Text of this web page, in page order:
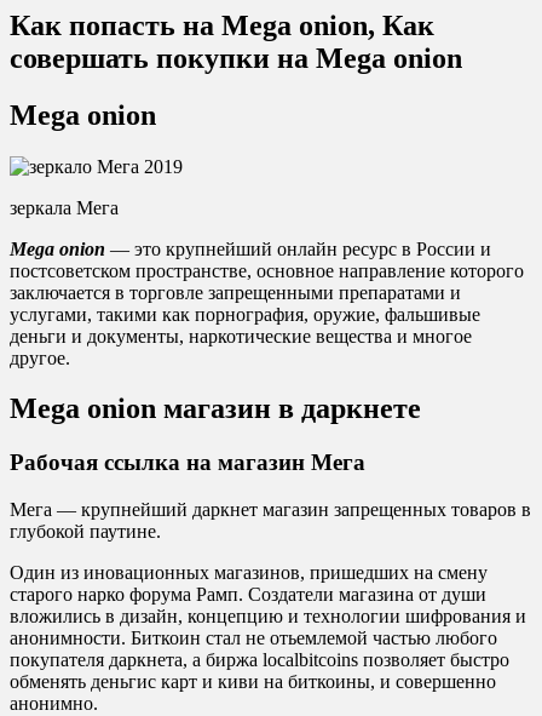
Как попасть на Mega onion, Как
совершать покупки на Mega onion
Mega onion
зеркала Мега
Mega onion — это крупнейший онлайн ресурс в России и
постсоветском пространстве, основное направление которого
заключается в торговле запрещенными препаратами и
услугами, такими как порнография, оружие, фальшивые
деньги и документы, наркотические вещества и многое
другое.
Mega onion магазин в даркнете
Рабочая ссылка на магазин Мега
Мега — крупнейший даркнет магазин запрещенных товаров в
глубокой паутине.
Один из иновационных магазинов, пришедших на смену
старого нарко форума Рамп. Создатели магазина от души
вложились в дизайн, концепцию и технологии шифрования и
анонимности. Биткоин стал не отьемлемой частью любого
покупателя даркнета, а биржа localbitcoins позволяет быстро
обменять деньгис карт и киви на биткоины, и совершенно
анонимно.